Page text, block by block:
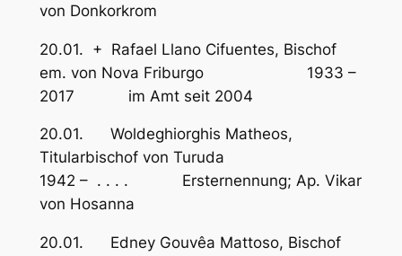
von Donkorkrom
20.01. + Rafael Llano Cifuentes, Bischof
em. von Nova Friburgo 1933 –
2017 im Amt seit 2004
20.01. Woldeghiorghis Matheos,
Titularbischof von Turuda
1942 – . . . . Ersternennung; Ap. Vikar
von Hosanna
20.01. Edney Gouvêa Mattoso, Bischof